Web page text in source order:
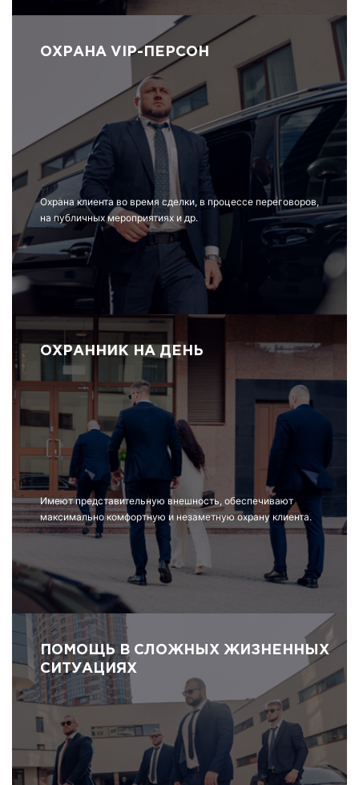
ОХРАНА VIP-ПЕРСОН
Охрана клиента во время сделки, в процессе переговоров,
на публичных мероприятиях и др.
ОХРАННИК НА ДЕНЬ
Имеют представительную внешность, обеспечивают
максимально комфортную и незаметную охрану клиента.
ПОМОЩЬ В СЛОЖНЫХ ЖИЗНЕННЫХ
СИТУАЦИЯХ